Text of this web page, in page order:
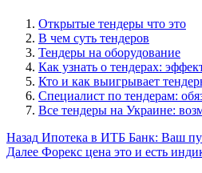
Открытые тендеры что это
В чем суть тендеров
Тендеры на оборудование
Как узнать о тендерах:
Кто и как выигрывает
Специалист по тендерам:
Все тендеры на Украине:
Post
Navigation
Назад Ипотека в ИТБ Банк: Ваш
Далее Форекс цена это и есть